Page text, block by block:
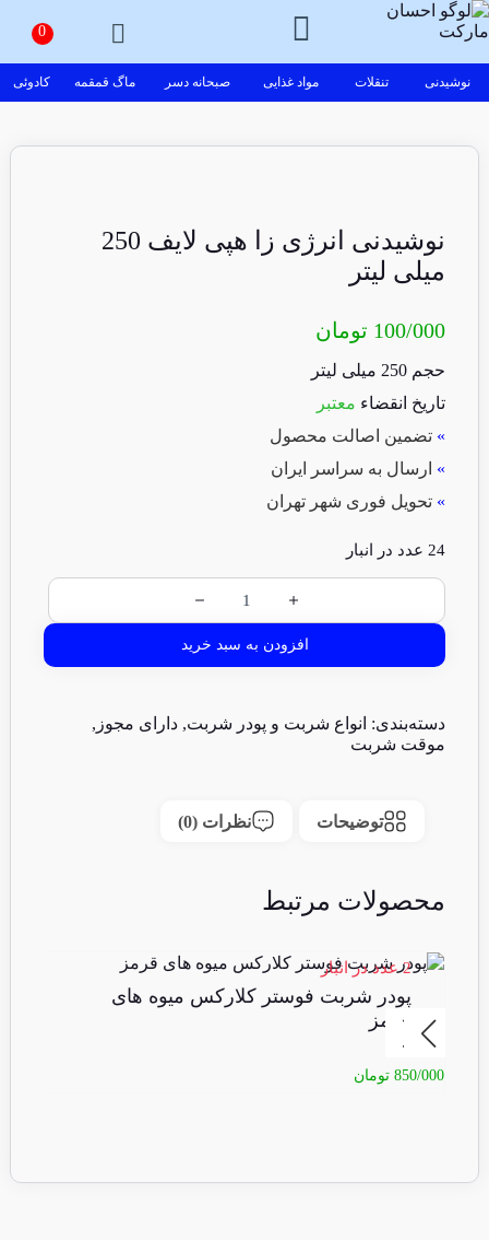
نوشیدنی تنقلات مواد غذایی صبحانه دسر ماگ قمقمه کادوئی
نوشیدنی انرژی زا هپی لایف 250
میلی لیتر
100/000 تومان
حجم 250 میلی لیتر
تاریخ انقضاء معتبر
» تضمین اصالت محصول
» ارسال به سراسر ایران
» تحویل فوری شهر تهران
24 عدد در انبار
افزودن به سبد خرید
دسته‌بندی: انواع شربت و پودر شربت, دارای مجوز ,
موقت شربت
توضیحات نظرات (0)
محصولات مرتبط
2 عدد در انبار
پودر شربت فوستر کلارکس میوه های
قرمز
850/000 تومان